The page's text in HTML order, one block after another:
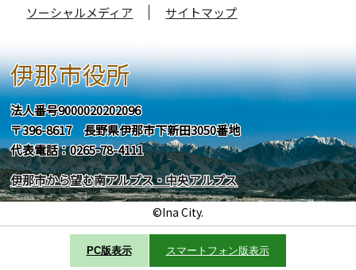
ソーシャルメディア
サイトマップ
伊那市役所
法人番号9000020202096
〒396-8617 長野県伊那市下新田3050番地
代表電話：0265-78-4111
伊那市から望む南アルプス・中央アルプス
©Ina City.
PC版表示 スマートフォン版表示